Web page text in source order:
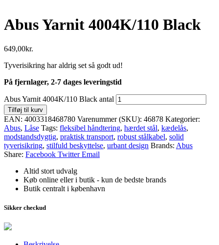
Abus Yarnit 4004K/110 Black
649,00kr.
Tyverisikring har aldrig set så godt ud!
På fjernlager, 2-7 dages leveringstid
Abus Yarnit 4004K/110 Black antal
Tilføj til kurv
EAN: 4003318468780 Varenummer (SKU): 46878 Kategorier:
Abus, Låse Tags: fleksibel håndtering, hærdet stål, kædelås,
modstandsdygtig, praktisk transport, robust stålkabel, solid
tyverisikring, stilfuld beskyttelse, urbant design Brands: Abus
Share: Facebook Twitter Email
Altid stort udvalg
Køb online eller i butik - kun de bedste brands
Butik centralt i københavn
Sikker checkud